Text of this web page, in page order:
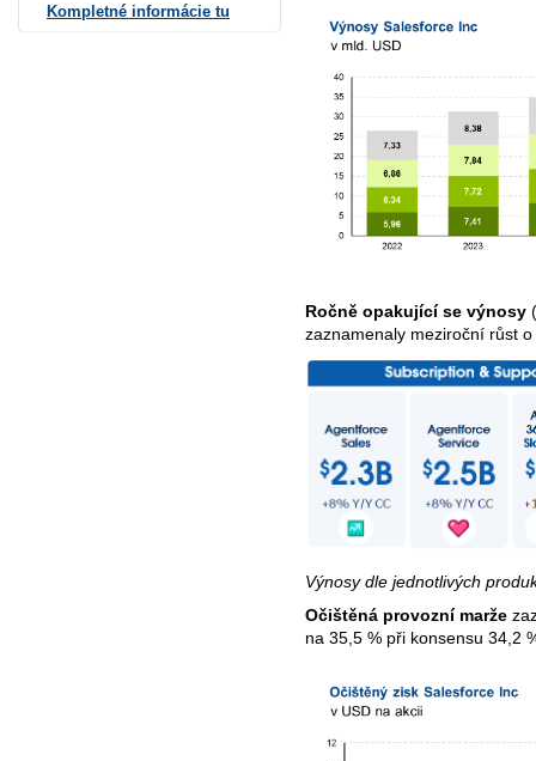
Ročně opakující se výnosy
zaznamenaly meziroční růst
Výnosy dle jednotlivých
Očištěná provozní marže
na 35,5 % při konsensu 34,2
Kompletné informácie tu